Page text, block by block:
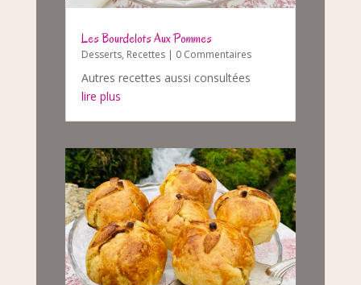
Les Bourdelots Aux Pommes
Desserts, Recettes| 0 Commentaires
Autres recettes aussi consultées
lire plus